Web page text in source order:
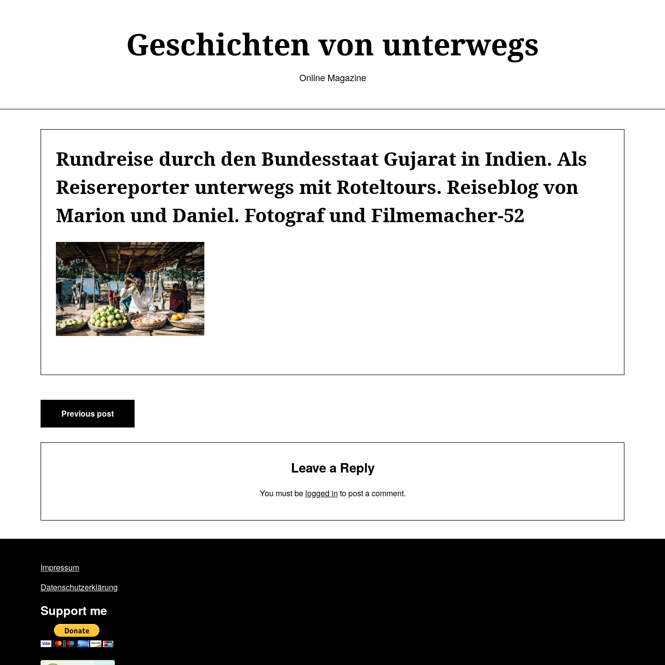
Geschichten von unterwegs
Online Magazine
Rundreise durch den Bundesstaat Gujarat in Indien. Als
Reisereporter unterwegs mit Roteltours. Reiseblog von
Marion und Daniel. Fotograf und Filmemacher-52
Post
navigation
Previous post
Leave a Reply
You must be logged in to post a comment.
Impressum
Datenschutzerklärung
Support me